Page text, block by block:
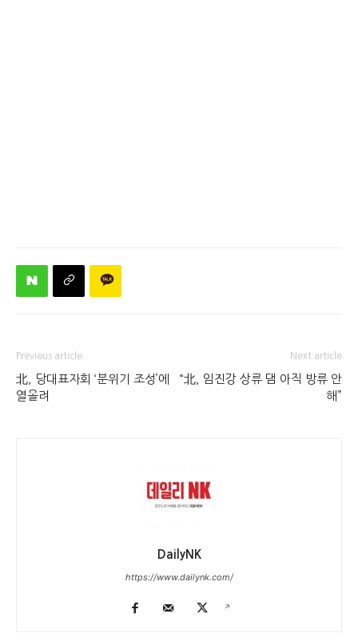
Previous article
北, 당대표자회 ‘분위기 조성’에
열올려
Next article
“北, 임진강 상류 댐 아직 방류 안
해”
DailyNK
https://www.dailynk.com/